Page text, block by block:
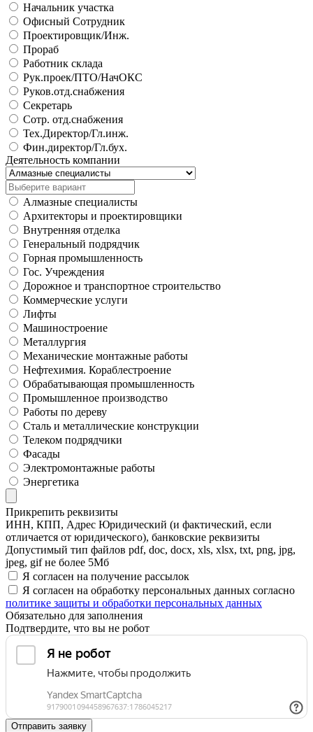
Начальник участка
Офисный Сотрудник
Проектировщик/Инж.
Прораб
Работник склада
Рук.проек/ПТО/НачОКС
Руков.отд.снабжения
Секретарь
Сотр. отд.снабжения
Тех.Директор/Гл.инж.
Фин.директор/Гл.бух.
Деятельность компании
Алмазные специалисты
Архитекторы и проектировщики
Внутренняя отделка
Генеральный подрядчик
Горная промышленность
Гос. Учреждения
Дорожное и транспортное строительство
Коммерческие услуги
Лифты
Машиностроение
Металлургия
Механические монтажные работы
Нефтехимия. Кораблестроение
Обрабатывающая промышленность
Промышленное производство
Работы по дереву
Сталь и металлические конструкции
Телеком подрядчики
Фасады
Электромонтажные работы
Энергетика
Прикрепить реквизиты
ИНН, КПП, Адрес Юридический (и фактический, если
отличается от юридического), банковские реквизиты
Допустимый тип файлов pdf, doc, docx, xls, xlsx, txt, png, jpg,
jpeg, gif не более 5Мб
Я согласен на получение рассылок
Я согласен на обработку персональных данных согласно
политике защиты и обработки персональных данных
Обязательно для заполнения
Подтвердите, что вы не робот
Отправить заявку